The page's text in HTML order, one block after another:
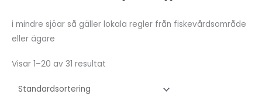
i mindre sjöar så gäller lokala regler från fiskevårdsområde
eller ägare
Visar 1–20 av 31 resultat